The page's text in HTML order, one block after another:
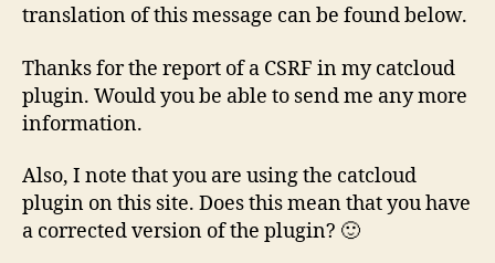
translation of this message can be found below.
Thanks for the report of a CSRF in my catcloud
plugin. Would you be able to send me any more
information.
Also, I note that you are using the catcloud
plugin on this site. Does this mean that you have
a corrected version of the plugin? 🙂